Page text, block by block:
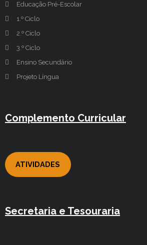
Educação Pré-Escolar
1.º Ciclo
2.º Ciclo
3.º Ciclo
Ensino Secundário
Projeto Língua
Complemento Curricular
ATIVIDADES
Secretaria e Tesouraria